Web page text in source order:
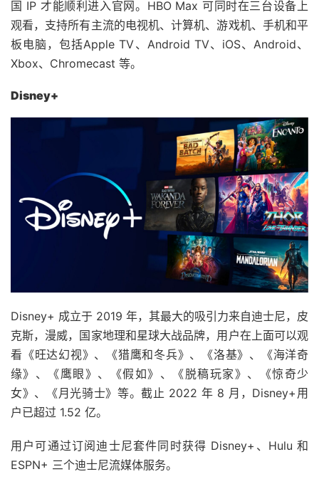
国 IP 才能顺利进入官网。HBO Max 可同时在三台设备上
观看，支持所有主流的电视机、计算机、游戏机、手机和平
板电脑，包括Apple TV、Android TV、iOS、Android、
Xbox、Chromecast 等。
Disney+
Disney+ 成立于 2019 年，其最大的吸引力来自迪士尼，皮
克斯，漫威，国家地理和星球大战品牌，用户在上面可以观
看《旺达幻视》、《猎鹰和冬兵》、《洛基》、《海洋奇
缘》、《鹰眼》、《假如》、《脱稿玩家》、《惊奇少
女》、《月光骑士》等。截止 2022 年 8 月，Disney+用
户已超过 1.52 亿。
用户可通过订阅迪士尼套件同时获得 Disney+、Hulu 和
ESPN+ 三个迪士尼流媒体服务。